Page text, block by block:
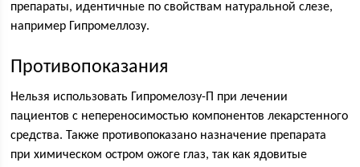
препараты, идентичные по свойствам натуральной слезе,
например Гипромеллозу.
Противопоказания
Нельзя использовать Гипромелозу-П при лечении
пациентов с непереносимостью компонентов лекарстенного
средства. Также противопоказано назначение препарата
при химическом остром ожоге глаз, так как ядовитые